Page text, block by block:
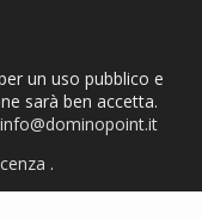
un uso pubblico e
sarà ben accetta.
info@dominopoint.it
.